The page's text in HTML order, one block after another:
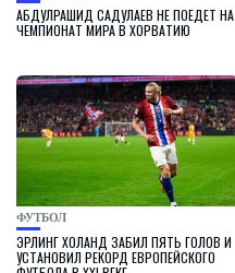
АБДУЛРАШИД САДУЛАЕВ НЕ ПОЕДЕТ НА
ЧЕМПИОНАТ МИРА В ХОРВАТИЮ
ФУТБОЛ
ЭРЛИНГ ХОЛАНД ЗАБИЛ ПЯТЬ ГОЛОВ И
УСТАНОВИЛ РЕКОРД ЕВРОПЕЙСКОГО